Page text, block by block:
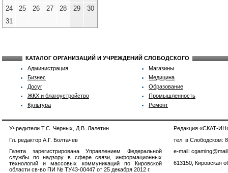
24
25 26 27 28 29
30
31
КАТАЛОГ ОРГАНИЗАЦИЙ И УЧРЕЖДЕНИЙ СЛОБОДСКОГО
Администрация
Бизнес
Досуг
ЖКХ и благоустройство
Культура
Магазины
Медицина
Образование
Промышленность
Ремонт
Учредители Т.С. Черных, Д.В. Лалетин
Гл. редактор А.Г. Болтачев
Газета зарегистрирована Управлением Федеральной
службы по надзору в сфере связи, информационных
технологий и массовых коммуникаций по Кировской
области св-во ПИ № ТУ43-00447 от 25 декабря 2012 г.
Редакция «СКАТ-
тел. в Слободском:
e-mail:
613150, Кировская